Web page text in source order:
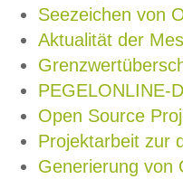
Seezeichen von
Aktualität der
PEGELONLINE-
Open Source
Projektarbeit zur
Generierung von